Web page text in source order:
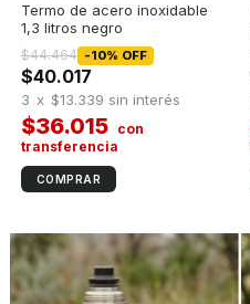
Termo de acero inoxidable
1,3 litros negro
$40.017
-10% OFF
$44.464
$36.015
3 x $13.339 sin interés